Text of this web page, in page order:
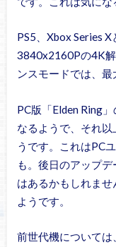
PS5、Xbox Series
3840x2160Pの4K
ンスモードでは、最
PC版「Elden Ring
なるようで、それ
うです。これはPC
も。後日のアップ
はあるかもしれま
ようです。
前世代機について